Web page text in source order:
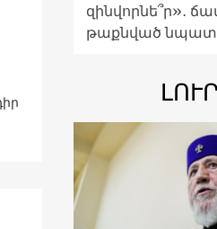
զինվորնե՞ր»․
թաքնված